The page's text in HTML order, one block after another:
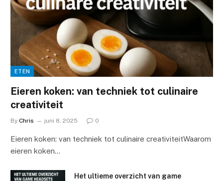
ETEN
Eieren koken: van techniek tot culinaire
creativiteit
By Chris juni 8, 2025 0
Eieren koken: van techniek tot culinaire creativiteitWaarom
eieren koken…
Het ultieme overzicht van game